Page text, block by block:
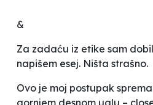
&
Za zadaću iz etike sam
napišem esej. Ništa strašno.
Ovo je moj postupak